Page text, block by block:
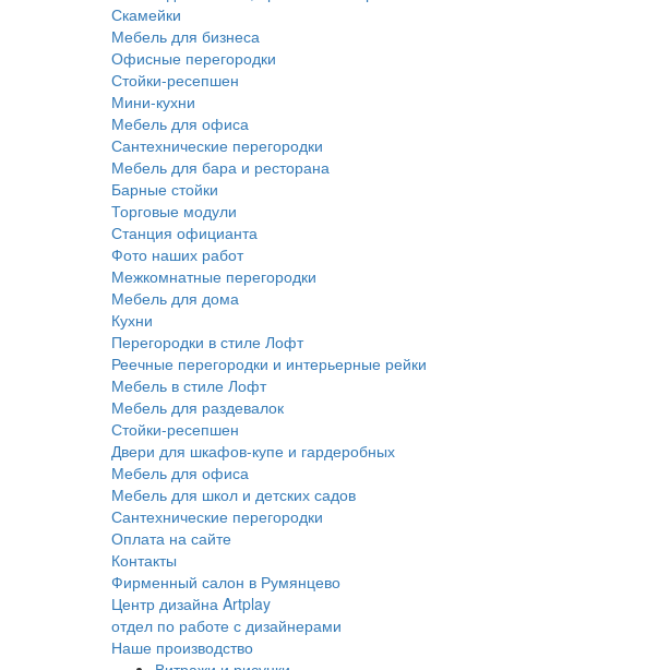
Скамейки
Мебель для бизнеса
Офисные перегородки
Стойки-ресепшен
Мини-кухни
Мебель для офиса
Сантехнические перегородки
Мебель для бара и ресторана
Барные стойки
Торговые модули
Станция официанта
Фото наших работ
Межкомнатные перегородки
Мебель для дома
Кухни
Перегородки в стиле Лофт
Реечные перегородки и интерьерные рейки
Мебель в стиле Лофт
Мебель для раздевалок
Стойки-ресепшен
Двери для шкафов-купе и гардеробных
Мебель для офиса
Мебель для школ и детских садов
Сантехнические перегородки
Оплата на сайте
Контакты
Фирменный салон в Румянцево
Центр дизайна Artplay
отдел по работе с дизайнерами
Наше производство